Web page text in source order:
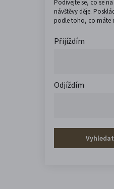
Podívejte se, co se
návštěvy děje.
podle toho, co máte
Přijíždím
Odjíždím